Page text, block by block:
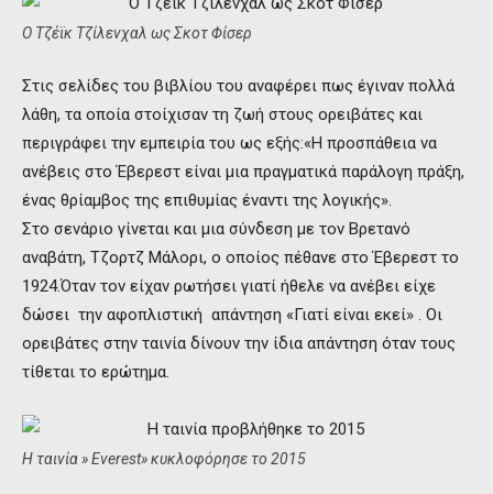
O Τζέϊκ Τζίλενχαλ ως Σκοτ Φίσερ
Στις σελίδες του βιβλίου του αναφέρει πως έγιναν πολλά
λάθη, τα οποία στοίχισαν τη ζωή στους ορειβάτες και
περιγράφει την εμπειρία του ως εξής:«Η προσπάθεια να
ανέβεις στο Έβερεστ είναι μια πραγματικά παράλογη πράξη,
ένας θρίαμβος της επιθυμίας έναντι της λογικής».
Στο σενάριο γίνεται και μια σύνδεση με τον Βρετανό
αναβάτη, Τζορτζ Μάλορι, ο οποίος πέθανε στο Έβερεστ το
1924.Όταν τον είχαν ρωτήσει γιατί ήθελε να ανέβει είχε
δώσει την αφοπλιστική απάντηση «Γιατί είναι εκεί» . Οι
ορειβάτες στην ταινία δίνουν την ίδια απάντηση όταν τους
τίθεται το ερώτημα.
Η ταινία » Everest» κυκλοφόρησε το 2015